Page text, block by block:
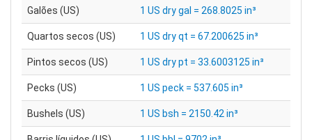
Galões (US) 1 US dry gal = 268.8025 in³
Quartos secos (US) 1 US dry qt = 67.200625 in³
Pintos secos (US) 1 US dry pt = 33.6003125 in³
Pecks (US) 1 US peck = 537.605 in³
Bushels (US) 1 US bsh = 2150.42 in³